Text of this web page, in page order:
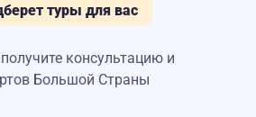
туры для вас
консультацию и
Большой Страны